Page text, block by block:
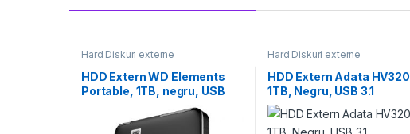
Hard Diskuri externe
HDD Extern WD Elements
Portable, 1TB, negru, USB
Hard Diskuri externe
HDD Extern Adata HV320,
1TB, Negru, USB 3.1